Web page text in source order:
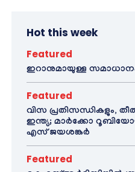
Hot this week
Featured
ഇറാനുമായുള്ള
Featured
വിസ പ്രതിസന്ധികളും,
ഇന്ത്യ; മാർക്കോ
എസ് ജയശങ്കർ
Featured